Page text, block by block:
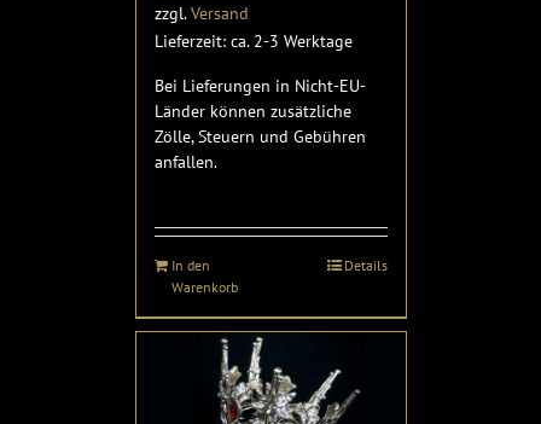
zzgl.Versand
Lieferzeit: ca. 2-3 Werktage
Bei Lieferungen in Nicht-EU-
Länder können zusätzliche
Zölle, Steuern und Gebühren
anfallen.
In den
Warenkorb
Details